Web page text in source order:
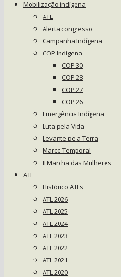
Mobilização indígena
ATL
Alerta congresso
Campanha Indígena
COP Indígena
COP 30
COP 28
COP 27
COP 26
Emergência Indígena
Luta pela Vida
Levante pela Terra
Marco Temporal
II Marcha das Mulheres
ATL
Histórico ATLs
ATL 2026
ATL 2025
ATL 2024
ATL 2023
ATL 2022
ATL 2021
ATL 2020